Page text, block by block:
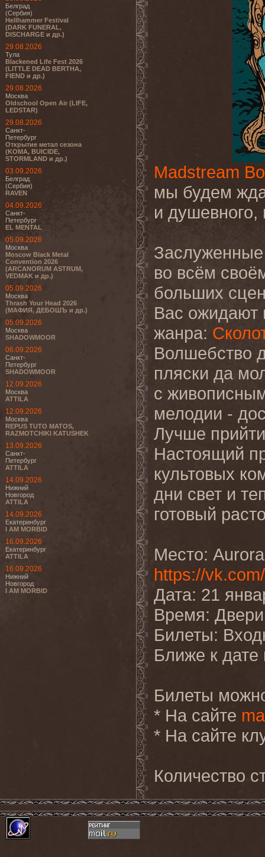
Белград
(Сербия)
Hellhammer Festival
(DARK FUNERAL,
DISCHARGE и др.)
29.08.2026
Тула
Blackened Life Fest 2026
(LITTLE DEAD BERTHA,
FIEND и др.)
29.08.2026
Москва
Oldschool Open Air (LIFE,
LEDSTAR)
29.08.2026
Санкт-
Петербург
Открытие метал сезона
(KOMA, BUICIDE,
STORMLAND и др.)
03.09.2026
Белград
(Сербия)
RAVEN
04.09.2026
Санкт-
Петербург
EL MENTAL
05.09.2026
Москва
Moscow Black Metal
Convention 2026
(ARCANORUM ASTRUM,
VEDMAK и др.)
05.09.2026
Москва
Thrash Your Head 2026
(МАФИЯ, ДЕБОШЪ и др.)
05.09.2026
Москва
SHADOWMOOR
06.09.2026
Санкт-
Петербург
SHADOWMOOR
12.09.2026
Москва
ATTILA
12.09.2026
Москва
REPUS TUTO MATOS,
RAZMOTCHIKI KATUSHEK
13.09.2026
Санкт-
Петербург
ATTILA
14.09.2026
Нижний
Новгород
ATTILA
14.09.2026
Екатеринбург
I AM MORBID
16.09.2026
Екатеринбург
ATTILA
16.09.2026
Нижний
Новгород
I AM MORBID
Madstream
мы будем
и
во всём
больших
Вас ожидают
жанра:
Волшебство
пляски да
с
мелодии -
Лучше
Настоящий
культовых
дни свет и
готовый
Место:
https://
Дата: 21
Время:
Билеты:
Ближе к дате
Билеты
* На сайте
* На сайте
Количество